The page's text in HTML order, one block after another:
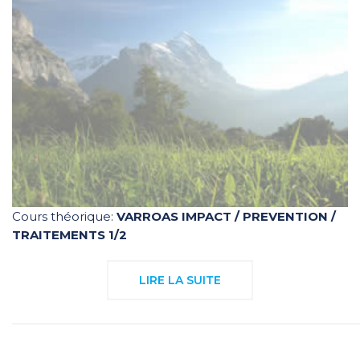
Cours théorique: VARROAS IMPACT / PREVENTION /
TRAITEMENTS 1/2
LIRE LA SUITE